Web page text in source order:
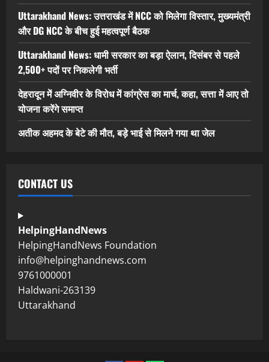
Uttarakhand News: उत्तराखंड में NCC को मिलेगा विस्तार, मुख्यमंत्री
और DG NCC के बीच हुई महत्वपूर्ण बैठक
Uttarakhand News: धामी सरकार का बड़ा ऐलान, दिसंबर से पहले
2,500+ पदों पर निकलेगी भर्ती
देहरादून में अग्निवीर के विरोध में कांग्रेस का मार्च, कहा, सत्ता में आए तो
योजना करेंगे समाप्त
अतीक अहमद के बेटे की मौत, बड़े भाई से मिलने गया था जेल
CONTACT US
HelpingHandNews
HelpingHandNews Foundation
info@helpinghandnews.com
9761000001
Haldwani-263139
Uttarakhand